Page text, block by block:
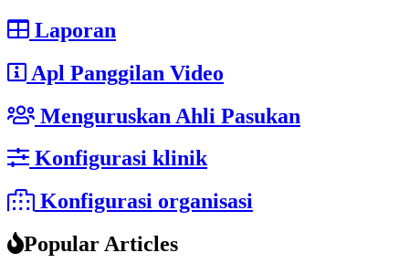
Laporan
Apl Panggilan Video
Menguruskan Ahli Pasukan
Konfigurasi klinik
Konfigurasi organisasi
Popular Articles